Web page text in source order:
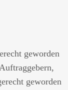
geworden
geworden